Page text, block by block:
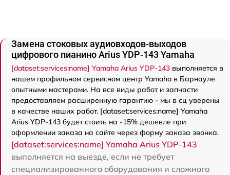
Замена стоковых аудиовходов-выходов
цифрового пианино Arius YDP-143 Yamaha
[dataset:services:name] Yamaha Arius YDP-143 выполняется в
нашем профильном сервисном центр Yamaha в Барнауле
опытными мастерами. На все виды работ и запчасти
предоставляем расширенную гарантию - мы в сц уверены
в качестве наших работ. [dataset:services:name] Yamaha
Arius YDP-143 будет стоить на -15% дешевле при
оформлении заказа на сайте через форму заказа звонка.
[dataset:services:name] Yamaha Arius YDP-143
выполняется на выезде, если не требует
специализированного оборудования и сложного